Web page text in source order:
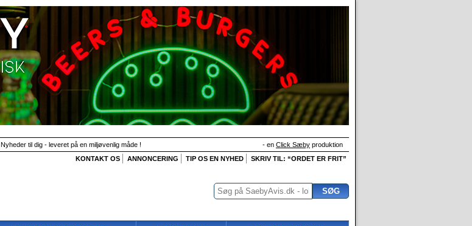
Nyheder til dig - leveret på en miljøvenlig måde ! - en Click Sæby produktion
KONTAKT OS
ANNONCERING TIP OS EN NYHED SKRIV TIL: “ORDET ER FRIT”